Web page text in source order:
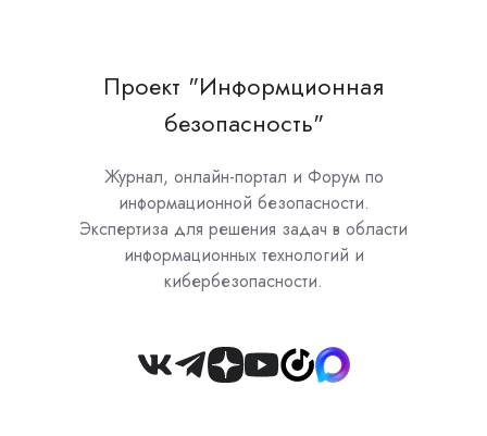
Проект "Информционная
безопасность"
Журнал, онлайн-портал и Форум по
информационной безопасности.
Экспертиза для решения задач в области
информационных технологий и
кибербезопасности.
Join